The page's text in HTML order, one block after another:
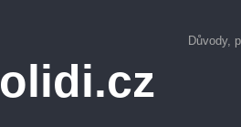
Důvody,